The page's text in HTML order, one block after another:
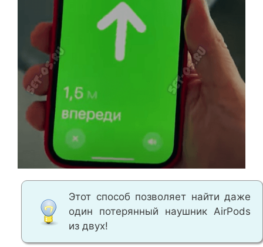
Этот способ позволяет найти даже
один потерянный наушник AirPods
из двух!